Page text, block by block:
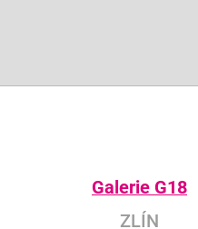
Galerie G18
ZLÍN